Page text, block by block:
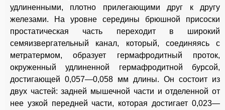
удлиненными, плотно прилегающими друг к другу
железами. На уровне середины брюшной присоски
простатическая часть переходит в широкий
семяизвергательный канал, который, соединяясь с
метратермом, образует гермафродитный проток,
окруженный удлиненной гермафродитной бурсой,
достигающей 0,057—0,058 мм длины. Он состоит из
двух частей: задней мышечной части и отделенной от
нее узкой передней части, которая достигает 0,023—